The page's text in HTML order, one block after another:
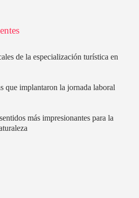
de la especialización turística en
que implantaron la jornada laboral
más impresionantes para la